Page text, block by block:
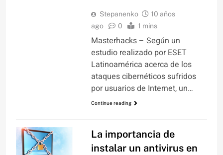
Stepanenko
10 años
ago
0 1 mins
Masterhacks – Según un
estudio realizado por ESET
Latinoamérica acerca de los
ataques cibernéticos sufridos
por usuarios de Internet, un…
Continue reading
La importancia de
instalar un antivirus en